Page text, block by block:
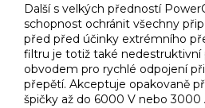
Další s velkých předností
schopnost ochránit všechny
před před účinky extrémního
filtru je totiž také nedestruktivní
obvodem pro rychlé odpojení
přepětí. Akceptuje opakovaně
špičky až do 6000 V nebo